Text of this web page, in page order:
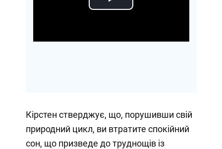
Play
Кірстен стверджує, що, порушивши свій
природний цикл, ви втратите спокійний
сон, що призведе до труднощів із